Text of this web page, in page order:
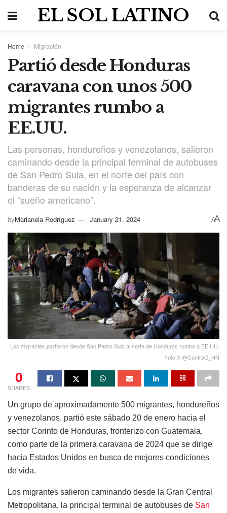
EL SOL LATINO
Home Migración
Partió desde Honduras
caravana con unos 500
migrantes rumbo a
EE.UU.
Las personas, hondureños y venezolanos, salieron
caminando desde la principal terminal de autobuses
de San Pedro Sula, en el norte del país con
banderas de su nación y la esperanza de alcanzar
el “sueño americano”.
byMarianela Rodríguez January 21, 2024 AA
Los migrantes partieron desde San Pedro Sula al norte de Honduras rumbo a EE.UU.
Foto X @ContraC_HN
0
SHARES
Un grupo de aproximadamente 500 migrantes, hondureños
y venezolanos, partió este sábado 20 de enero hacia el
sector Corinto de Honduras, fronterizo con Guatemala,
como parte de la primera caravana de 2024 que se dirige
hacia Estados Unidos en busca de mejores condiciones
de vida.
Los migrantes salieron caminando desde la Gran Central
Metropolitana, la principal terminal de autobuses de San